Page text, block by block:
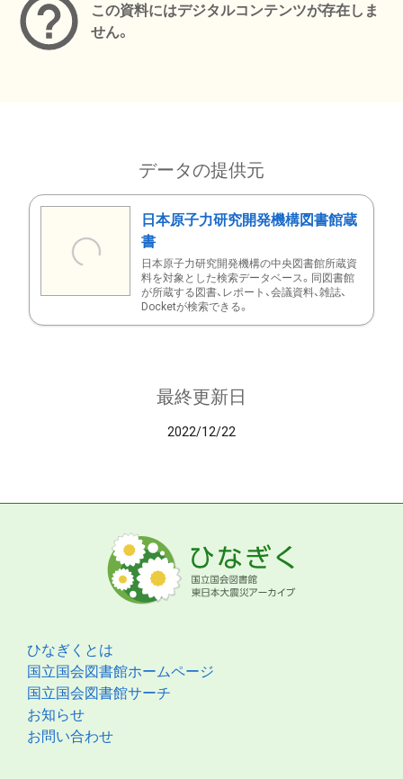
この資料にはデジタルコンテンツが存在しま
せん。
データの提供元
日本原子力研究開発機構図書館蔵
書
日本原子力研究開発機構の中央図書館所蔵資
料を対象とした検索データベース。同図書館
が所蔵する図書、レポート、会議資料、雑誌、
Docketが検索できる。
最終更新日
2022/12/22
ひなぎくとは
国立国会図書館ホームページ
国立国会図書館サーチ
お知らせ
お問い合わせ